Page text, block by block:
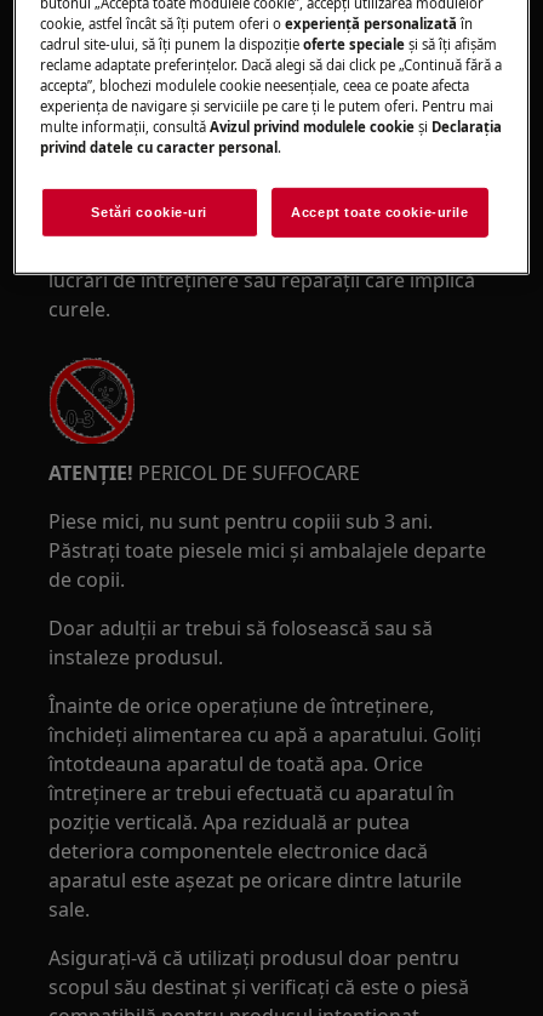
ATENȚIE!RISC DE STRIVIRE
lucrări de întreținere sau reparații care implică
curele.
ATENȚIE! PERICOL DE SUFFOCARE
Piese mici, nu sunt pentru copiii sub 3 ani.
Păstrați toate piesele mici și ambalajele departe
de copii.
Doar adulții ar trebui să folosească sau să
instaleze produsul.
Înainte de orice operațiune de întreținere,
închideți alimentarea cu apă a aparatului. Goliți
întotdeauna aparatul de toată apa. Orice
întreținere ar trebui efectuată cu aparatul în
poziție verticală. Apa reziduală ar putea
deteriora componentele electronice dacă
aparatul este așezat pe oricare dintre laturile
sale.
Asigurați-vă că utilizați produsul doar pentru
scopul său destinat și verificați că este o piesă
cookie, astfel încât să îţi putem oferi oexperienţă personalizată în
cadrul site-ului, să îţi punem la dispoziţieoferte speciale și să îţi afișăm
reclame adaptate preferinţelor. Dacă alegi să dai click pe „Continuă fără a
accepta”, blochezi modulele cookie neesenţiale, ceea ce poate afecta
experienţa de navigare și serviciile pe care ţi le putem oferi. Pentru mai
multe informaţii, consultăAvizul privind modulele cookie și Declaraţia
privind datele cu caracter personal .
Setări cookie-uri Accept toate cookie-urile